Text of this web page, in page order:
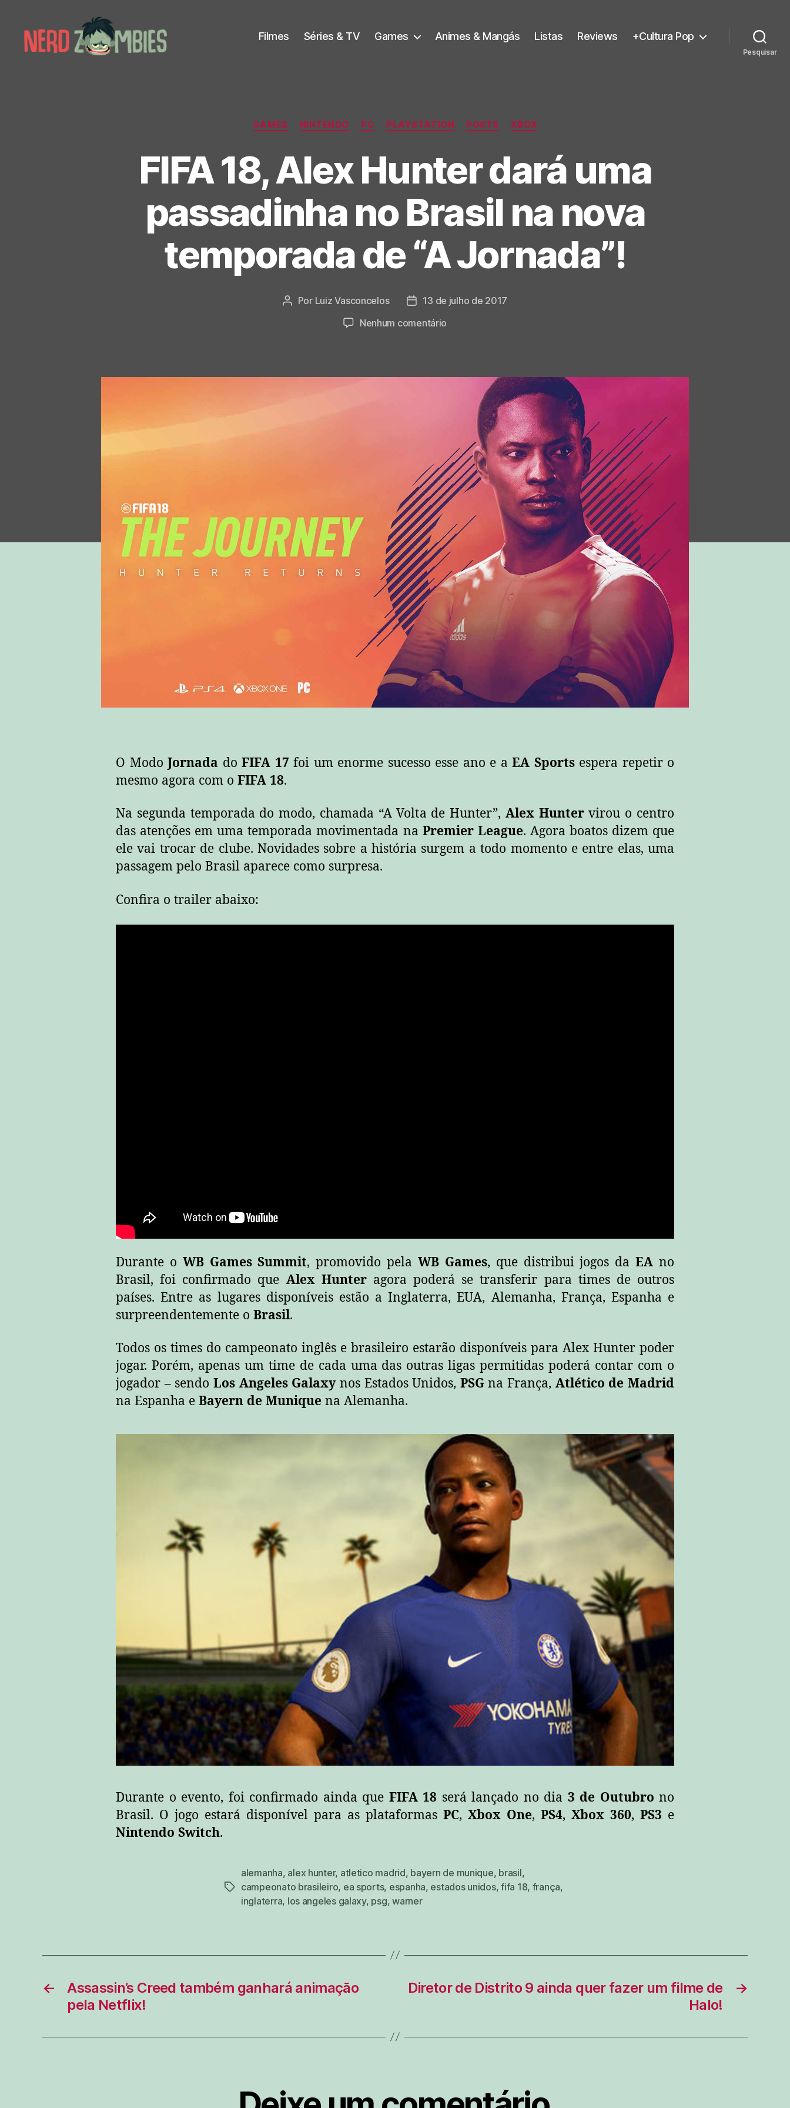
Filmes Séries & TV Games Animes & Mangás Listas Reviews +Cultura Pop
Pesquisar
Categorias
GAMES NINTENDO PC PLAYSTATION POSTS XBOX
FIFA 18, Alex Hunter dará uma
passadinha no Brasil na nova
temporada de “A Jornada”!
Autor
Por Luiz Vasconcelos
Data
publicação
13 de julho de 2017
Nenhum comentário
Hunter
passadinha
Brasil
na
nova
temporada
de
Jornada”!
O Modo Jornada do FIFA 17 foi um enorme sucesso esse ano e a EA Sportsespera repetir o
mesmo agora com o FIFA 18.
Na segunda temporada do modo, chamada “A Volta de Hunter”, Alex Huntervirou o centro
das atenções em uma temporada movimentada na Premier League. Agora boatos dizem que
ele vai trocar de clube. Novidades sobre a história surgem a todo momento e entre elas, uma
passagem pelo Brasil aparece como surpresa.
Confira o trailer abaixo:
Durante o WB Games Summit, promovido pelaWB Games, que distribui jogos daEA no
Brasil, foi confirmado que Alex Hunteragora poderá se transferir para times de outros
países. Entre as lugares disponíveis estão a Inglaterra, EUA, Alemanha, França, Espanha e
surpreendentemente o Brasil.
Todos os times do campeonato inglês e brasileiro estarão disponíveis para Alex Hunter poder
jogar. Porém, apenas um time de cada uma das outras ligas permitidas poderá contar com o
jogador – sendo Los Angeles Galaxynos Estados Unidos, PSGna França, Atlético de Madrid
na Espanha e Bayern de Munique na Alemanha.
Durante o evento, foi confirmado ainda que FIFA 18 será lançado no dia 3 de Outubro no
Brasil. O jogo estará disponível para as plataformas PC, Xbox One, PS4, Xbox 360, PS3 e
Nintendo Switch.
tags
alemanha, alex hunter, atletico madrid, bayern de munique, brasil,
campeonato brasileiro, ea sports, espanha, estados unidos,fifa 18, frança,
inglaterra, los angeles galaxy, psg,warner
←
Assassin’s Creed também ganhará animação
pela Netflix!
→
Diretor de Distrito 9 ainda quer fazer um filme de
Halo!